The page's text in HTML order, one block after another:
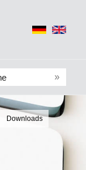
»
Downloads